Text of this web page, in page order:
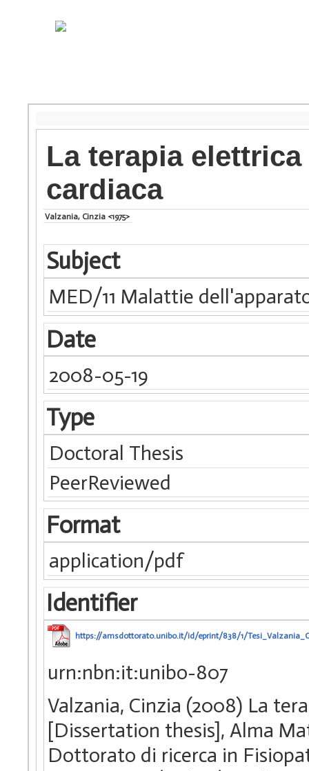
La terapia
cardiaca
Valzania, Cinzia <1975>
Subject
MED/11 Malattie
Date
2008-05-19
Type
Doctoral Thesis
PeerReviewed
Format
application/pdf
Identifier
https://amsdottorato.unibo.it/id/eprint/838/1/
urn:nbn:it:unibo-807
Valzania, Cinzia (2008) La
[Dissertation thesis], Alma
Dottorato di ricerca in